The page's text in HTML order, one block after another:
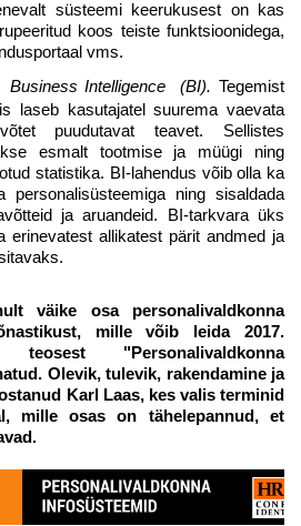
süsteemi keerukusest on kas
koos teiste funktsioonidega,
vms.
Business Intelligence (BI).Tegemist
laseb kasutajatel suurema vaevata
puudutavat teavet. Sellistes
esmalt tootmise ja müügi ning
statistika. BI-lahendus võib olla ka
personalisüsteemiga ning sisaldada
ja aruandeid. BI-tarkvara üks
erinevatest allikatest pärit andmed ja
väike osa personalivaldkonna
mille võib leida 2017.
"Personalivaldkonna
Olevik, tulevik, rakendamine ja
Karl Laas, kes valis terminid
mille osas on tähelepannud, et